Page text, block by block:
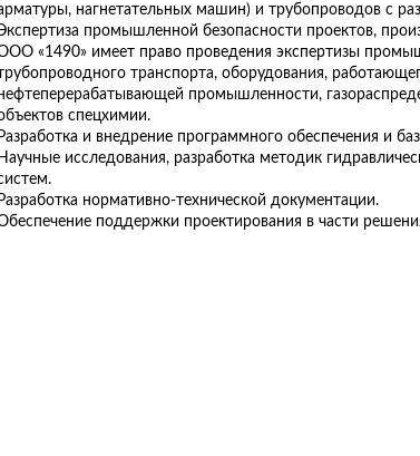
нагнетательных машин) и трубопроводов с
промышленной безопасности проектов,
«1490» имеет право проведения экспертизы
транспорта, оборудования,
промышленности,
спецхимии.
Разработка и внедрение программного обеспечения и
Научные исследования, разработка методик
Разработка нормативно-технической документации.
поддержки проектирования в части